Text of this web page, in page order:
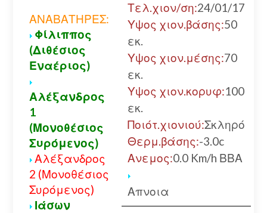
ΑΝΑΒΑΤΗΡΕΣ:
Φίλιππος
(Διθέσιος
Εναέριος)
Αλέξανδρος
1
(Μονοθέσιος
Συρόμενος)
Αλέξανδρος
2 (Μονοθέσιος
Συρόμενος)
Ιάσων
Τελ.χιον/ση:24/01/17
Υψος χιον.βάσης:50
εκ.
Υψος χιον.μέσης:70
εκ.
Υψος χιον.κορυφ:100
εκ.
Ποιότ.χιονιού:Σκληρό
Θερμ.βάσης:-3.0c
Ανεμος:0.0 Km/h ΒΒΑ
Απνοια